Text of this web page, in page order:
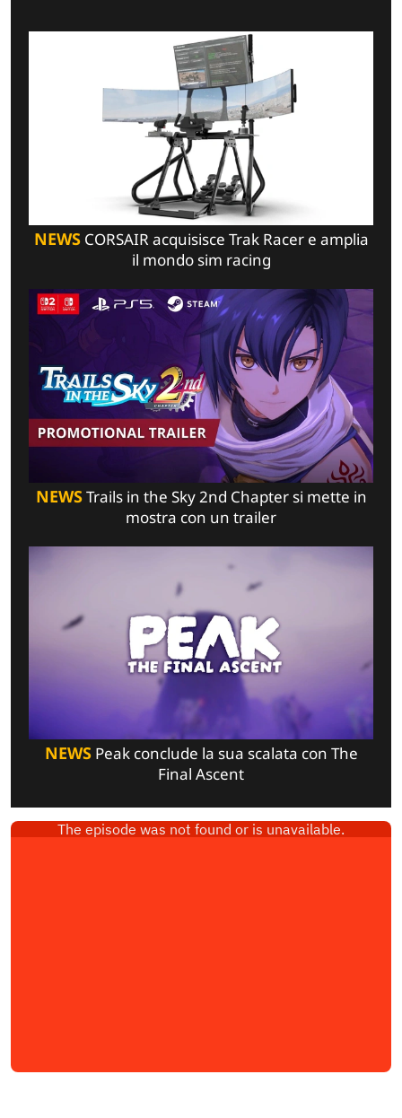
NEWSCORSAIR acquisisce Trak Racer e amplia
il mondo sim racing
NEWSTrails in the Sky 2nd Chapter si mette in
mostra con un trailer
NEWSPeak conclude la sua scalata con The
Final Ascent